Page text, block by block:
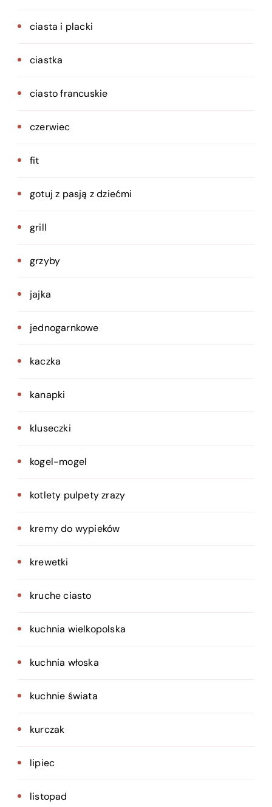
ciasta i placki
ciastka
ciasto francuskie
czerwiec
fit
gotuj z pasją z dziećmi
grill
grzyby
jajka
jednogarnkowe
kaczka
kanapki
kluseczki
kogel-mogel
kotlety pulpety zrazy
kremy do wypieków
krewetki
kruche ciasto
kuchnia wielkopolska
kuchnia włoska
kuchnie świata
kurczak
lipiec
listopad